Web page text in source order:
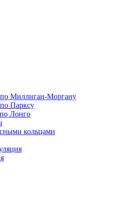
Миллиган-Моргану
Парксу
Лонгo
кольцами